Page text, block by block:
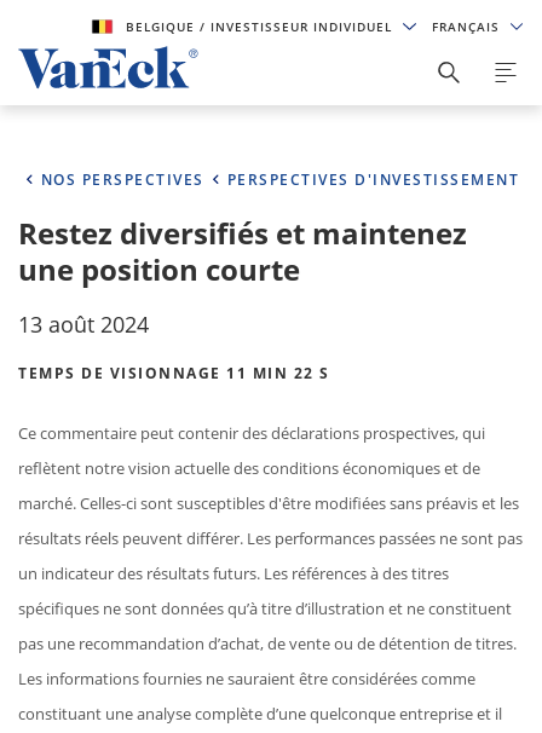
BELGIQUE/ INVESTISSEUR INDIVIDUEL FRANÇAIS
NOS PERSPECTIVES PERSPECTIVES D'INVESTISSEMENT
Restez diversifiés et maintenez
une position courte
13 août 2024
TEMPS DE VISIONNAGE 11 MIN 22 S
Ce commentaire peut contenir des déclarations prospectives, qui
reflètent notre vision actuelle des conditions économiques et de
marché. Celles-ci sont susceptibles d'être modifiées sans préavis et les
résultats réels peuvent différer. Les performances passées ne sont pas
un indicateur des résultats futurs. Les références à des titres
spécifiques ne sont données qu’à titre d’illustration et ne constituent
pas une recommandation d’achat, de vente ou de détention de titres.
Les informations fournies ne sauraient être considérées comme
constituant une analyse complète d’une quelconque entreprise et il